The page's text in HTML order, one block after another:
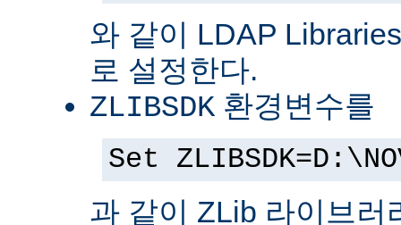
와 같이 LDAP
로 설정한다.
ZLIBSDK 환경변수를
Set
과 같이 ZLib 라이브러